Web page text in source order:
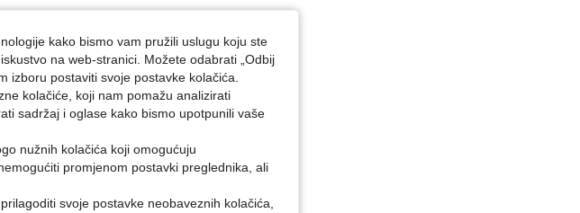
kako bismo vam pružili uslugu koju ste
na web-stranici. Možete odabrati „Odbij
izboru postaviti svoje postavke kolačića.
kolačiće, koji nam pomažu analizirati
sadržaj i oglase kako bismo upotpunili vaše
nužnih kolačića koji omogućuju
promjenom postavki preglednika, ali
svoje postavke neobaveznih kolačića,